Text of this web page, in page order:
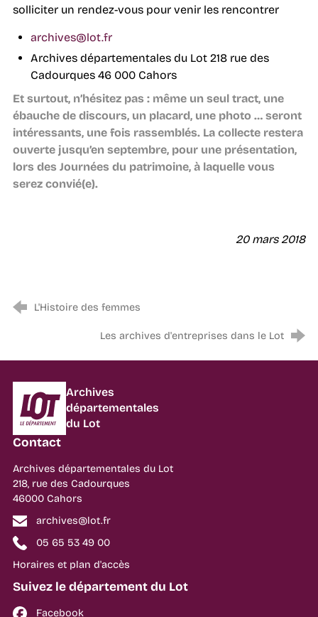
solliciter un rendez-vous pour venir les rencontrer
archives@lot.fr
Archives départementales du Lot 218 rue des
Cadourques 46 000 Cahors
Et surtout, n’hésitez pas : même un seul tract, une
ébauche de discours, un placard, une photo … seront
intéressants, une fois rassemblés. La collecte restera
ouverte jusqu’en septembre, pour une présentation,
lors des Journées du patrimoine, à laquelle vous
serez convié(e).
20 mars 2018
L'Histoire des femmes
Les archives d'entreprises dans le Lot
Département du Lot
Archives
départementales
du Lot
Contact
Archives départementales du Lot
218, rue des Cadourques
46000 Cahors
archives@lot.fr
05 65 53 49 00
Horaires et plan d'accès
Suivez le département du Lot
Facebook